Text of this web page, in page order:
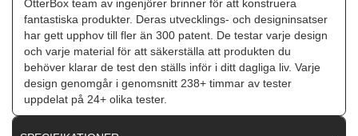
OtterBox team av ingenjörer brinner för att konstruera
fantastiska produkter. Deras utvecklings- och designinsatser
har gett upphov till fler än 300 patent. De testar varje design
och varje material för att säkerställa att produkten du
behöver klarar de test den ställs inför i ditt dagliga liv. Varje
design genomgår i genomsnitt 238+ timmar av tester
uppdelat på 24+ olika tester.